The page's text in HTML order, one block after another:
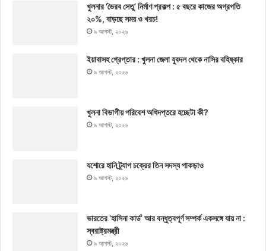
খুলনার ‘ভৈরব সেতু’ নির্মাণ প্রকল্প : ৫ বছরে কাজের অগ্রগতি
২০%, বাড়ছে সময় ও খরচ!
৯ আগস্ট, ২০২৬
ইয়াবাসহ গ্রেপ্তার : খুলনা জেলা যুবদল থেকে নাসির বহিষ্কার
৯ আগস্ট, ২০২৬
খুলনা বিভাগীয় পরিবেশ অধিদপ্তরে হচ্ছেটা কী?
৯ আগস্ট, ২০২৬
যশোরে হানি ট্র্যাপ চক্রের তিন সদস্য পাকড়াও
৯ আগস্ট, ২০২৬
ভারতের ‘হাসিনা কার্ড’ আর বন্ধুত্বপূর্ণ সম্পর্ক একসঙ্গে যায় না :
স্বরাষ্ট্রমন্ত্রী
৯ আগস্ট, ২০২৬